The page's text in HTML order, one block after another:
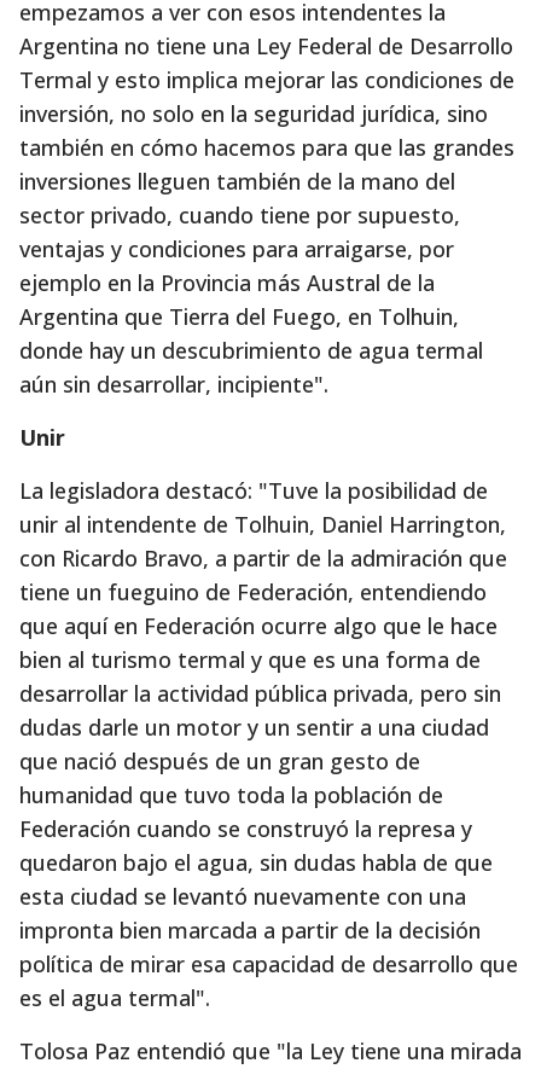
empezamos a ver con esos intendentes la
Argentina no tiene una Ley Federal de Desarrollo
Termal y esto implica mejorar las condiciones de
inversión, no solo en la seguridad jurídica, sino
también en cómo hacemos para que las grandes
inversiones lleguen también de la mano del
sector privado, cuando tiene por supuesto,
ventajas y condiciones para arraigarse, por
ejemplo en la Provincia más Austral de la
Argentina que Tierra del Fuego, en Tolhuin,
donde hay un descubrimiento de agua termal
aún sin desarrollar, incipiente".
Unir
La legisladora destacó: "Tuve la posibilidad de
unir al intendente de Tolhuin, Daniel Harrington,
con Ricardo Bravo, a partir de la admiración que
tiene un fueguino de Federación, entendiendo
que aquí en Federación ocurre algo que le hace
bien al turismo termal y que es una forma de
desarrollar la actividad pública privada, pero sin
dudas darle un motor y un sentir a una ciudad
que nació después de un gran gesto de
humanidad que tuvo toda la población de
Federación cuando se construyó la represa y
quedaron bajo el agua, sin dudas habla de que
esta ciudad se levantó nuevamente con una
impronta bien marcada a partir de la decisión
política de mirar esa capacidad de desarrollo que
es el agua termal".
Tolosa Paz entendió que "la Ley tiene una mirada